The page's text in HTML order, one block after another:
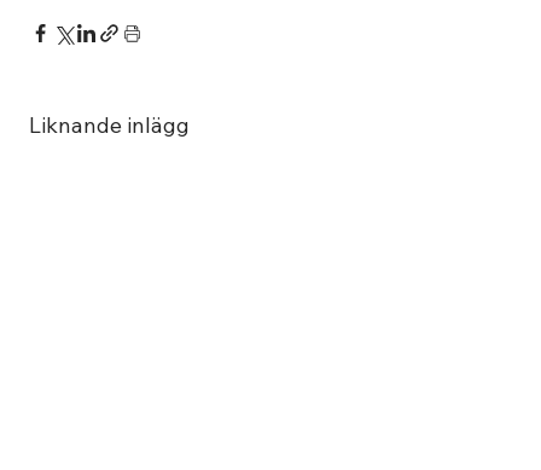
Liknande inlägg